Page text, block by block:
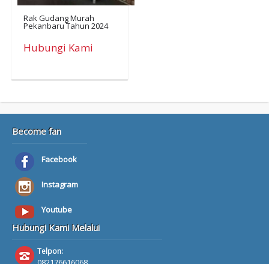
Rak Gudang Murah
Pekanbaru Tahun 2024
Hubungi Kami
Become fan
Facebook
Instagram
Youtube
Hubungi Kami Melalui
Telpon: